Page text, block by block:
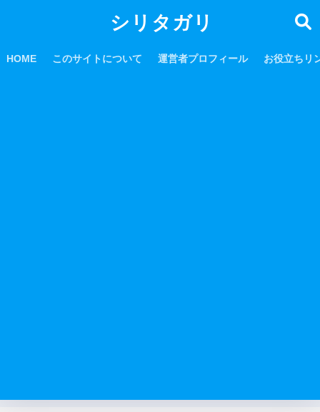
シリタガリ
HOME このサイトについて 運営者プロフィール お役立ちリ